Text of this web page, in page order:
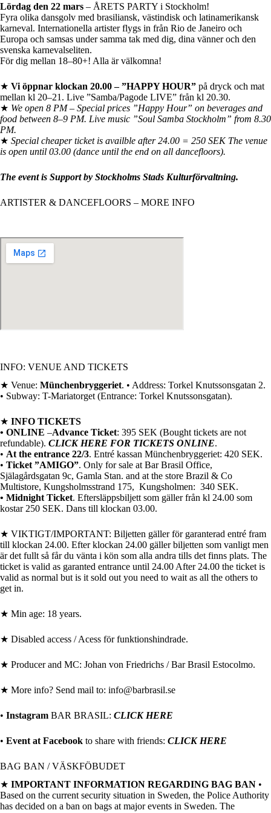
Lördag den 22 mars – ÅRETS PARTY i Stockholm!
Fyra olika dansgolv med brasiliansk, västindisk och latinamerikansk
karneval. Internationella artister flygs in från Rio de Janeiro och
Europa och samsas under samma tak med dig, dina vänner och den
svenska karnevalseliten.
För dig mellan 18–80+! Alla är välkomna!
★ Vi öppnar klockan 20.00 – ”HAPPY HOUR” på dryck och mat
mellan kl 20–21. Live ”Samba/Pagode LIVE” från kl 20.30.
★ We open 8 PM – Special prices ”Happy Hour” on beverages and
food between 8–9 PM. Live music ”Soul Samba Stockholm” from 8.30
PM.
★ Special cheaper ticket is availble after 24.00 = 250 SEK The venue
is open until 03.00 (dance until the end on all dancefloors).
The event is Support by Stockholms Stads Kulturförvaltning.
ARTISTER & DANCEFLOORS – MORE INFO
INFO: VENUE AND TICKETS
★ Venue: Münchenbryggeriet. • Address: Torkel Knutssonsgatan 2.
• Subway: T-Mariatorget (Entrance: Torkel Knutssonsgatan).
★ INFO TICKETS
• ONLINE –Advance Ticket: 395 SEK (Bought tickets are not
refundable). CLICK HERE FOR TICKETS ONLINE.
• At the entrance 22/3. Entré kassan Münchenbryggeriet: 420 SEK.
• Ticket ”AMIGO”. Only for sale at Bar Brasil Office,
Själagårdsgatan 9c, Gamla Stan. and at the store Brazil & Co
Multistore, Kungsholmsstrand 175, Kungsholmen: 340 SEK.
• Midnight Ticket. Eftersläppsbiljett som gäller från kl 24.00 som
kostar 250 SEK. Dans till klockan 03.00.
★ VIKTIGT/IMPORTANT: Biljetten gäller för garanterad entré fram
till klockan 24.00. Efter klockan 24.00 gäller biljetten som vanligt men
är det fullt så får du vänta i kön som alla andra tills det finns plats. The
ticket is valid as garanted entrance until 24.00 After 24.00 the ticket is
valid as normal but is it sold out you need to wait as all the others to
get in.
★ Min age: 18 years.
★ Disabled access / Acess för funktionshindrade.
★ Producer and MC: Johan von Friedrichs / Bar Brasil Estocolmo.
★ More info? Send mail to: info@barbrasil.se
• Instagram BAR BRASIL: CLICK HERE
• Event at Facebook to share with friends: CLICK HERE
BAG BAN / VÄSKFÖBUDET
★ IMPORTANT INFORMATION REGARDING BAG BAN •
Based on the current security situation in Sweden, the Police Authority
has decided on a ban on bags at major events in Sweden. The